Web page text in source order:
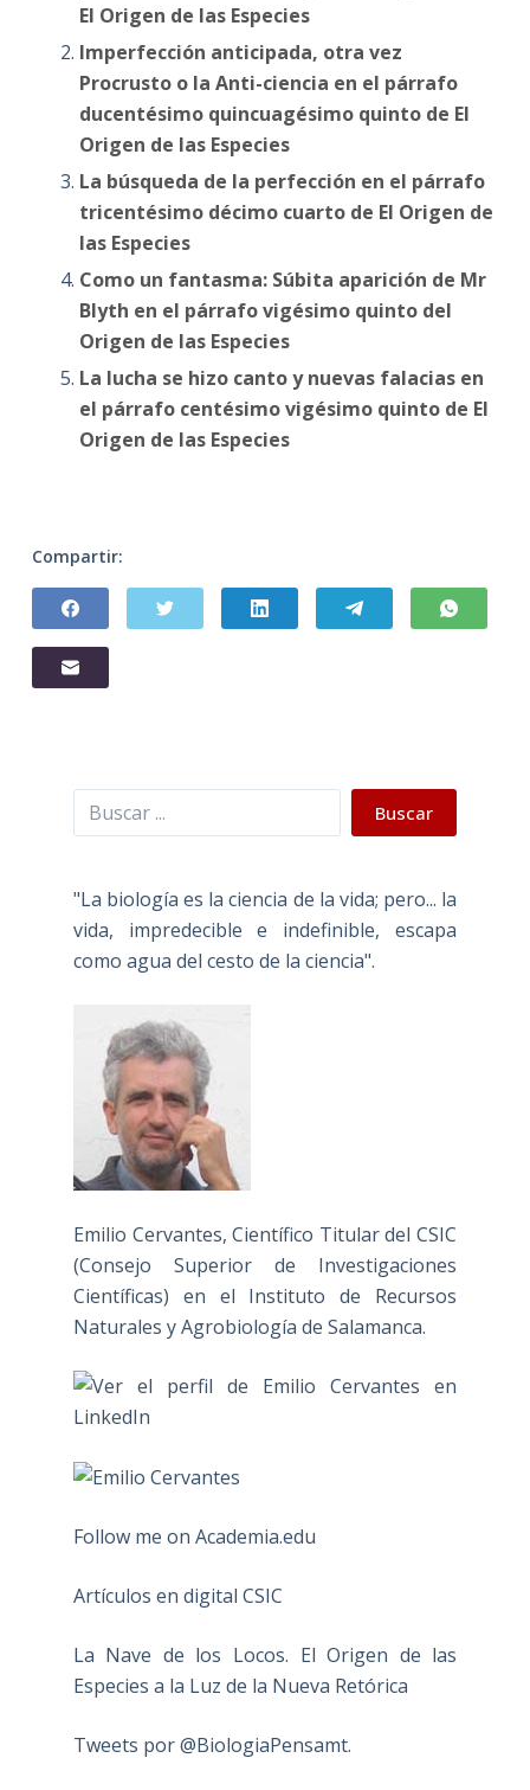
El Origen de las Especies
Imperfección anticipada, otra vez
Procrusto o la Anti-ciencia en el párrafo
ducentésimo quincuagésimo quinto de El
Origen de las Especies
La búsqueda de la perfección en el párrafo
tricentésimo décimo cuarto de El Origen de
las Especies
Como un fantasma: Súbita aparición de Mr
Blyth en el párrafo vigésimo quinto del
Origen de las Especies
La lucha se hizo canto y nuevas falacias en
el párrafo centésimo vigésimo quinto de El
Origen de las Especies
Compartir:
Buscar Buscar
"La biología es la ciencia de la vida; pero... la
vida, impredecible e indefinible, escapa
como agua del cesto de la ciencia".
Emilio Cervantes, Científico Titular del CSIC
(Consejo Superior de Investigaciones
Científicas) en el Instituto de Recursos
Naturales y Agrobiología de Salamanca.
Follow me on Academia.edu
Artículos en digital CSIC
La Nave de los Locos. El Origen de las
Especies a la Luz de la Nueva Retórica
Tweets por @BiologiaPensamt.